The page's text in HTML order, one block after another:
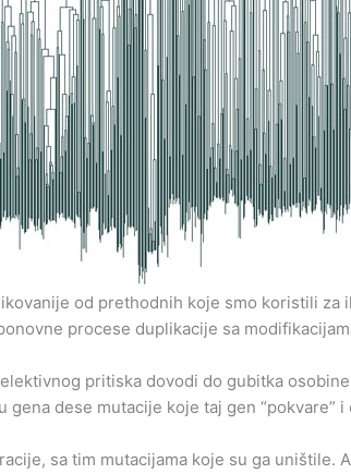
od prethodnih koje smo koristili
procese duplikacije sa
pritiska dovodi do gubitka
dese mutacije koje taj gen “pokvare” i
sa tim mutacijama koje su ga uništile.